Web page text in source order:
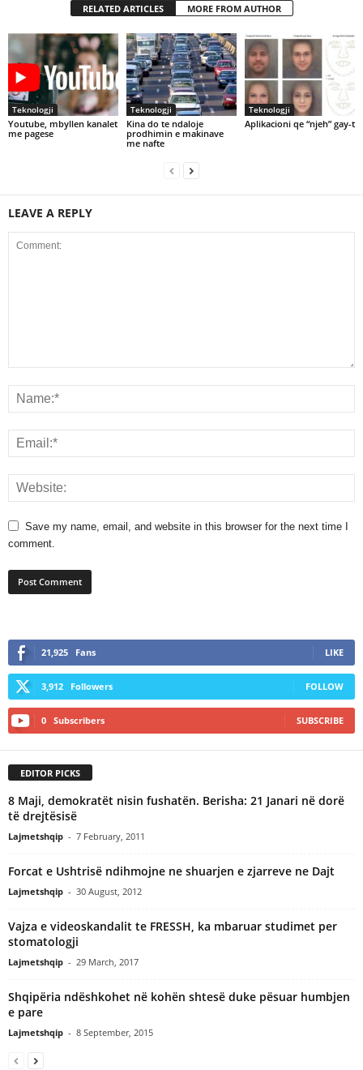
RELATED ARTICLES MORE FROM AUTHOR
Teknologji
Youtube, mbyllen kanalet
me pagese
Teknologji
Kina do te ndaloje
prodhimin e makinave
me nafte
Teknologji
Aplikacioni qe “njeh” gay-t
LEAVE A REPLY
Save my name, email, and website in this browser for the next time I
comment.
21,925 Fans LIKE
3,912 Followers FOLLOW
0 Subscribers SUBSCRIBE
EDITOR PICKS
8 Maji, demokratët nisin fushatën. Berisha: 21 Janari në dorë
të drejtësisë
Lajmetshqip - 7 February, 2011
Forcat e Ushtrisë ndihmojne ne shuarjen e zjarreve ne Dajt
Lajmetshqip - 30 August, 2012
Vajza e videoskandalit te FRESSH, ka mbaruar studimet per
stomatologji
Lajmetshqip - 29 March, 2017
Shqipëria ndëshkohet në kohën shtesë duke pësuar humbjen
e pare
Lajmetshqip - 8 September, 2015